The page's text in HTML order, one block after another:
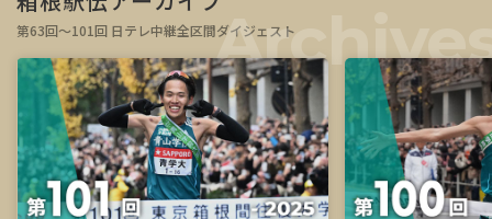
第63回～101回 日テレ中継全区間ダイジェスト